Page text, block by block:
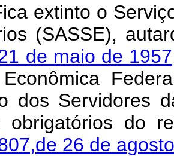
extinto o
(SASSE),
de maio de 1957
dos Servidores
obrigatórios do
26 de